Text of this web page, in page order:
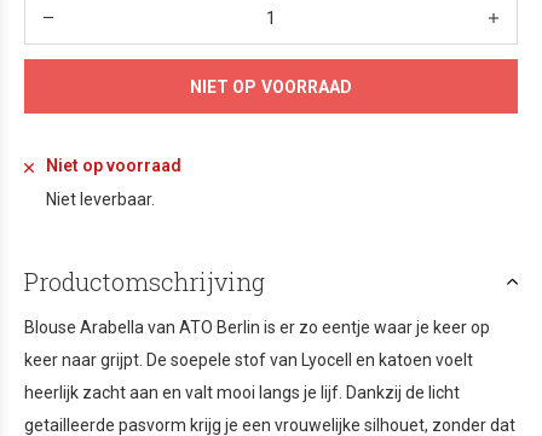
NIET OP VOORRAAD
Niet op voorraad
Niet leverbaar.
Productomschrijving
Blouse Arabella van ATO Berlin is er zo eentje waar je keer op
keer naar grijpt. De soepele stof van Lyocell en katoen voelt
heerlijk zacht aan en valt mooi langs je lijf. Dankzij de licht
getailleerde pasvorm krijg je een vrouwelijke silhouet, zonder dat